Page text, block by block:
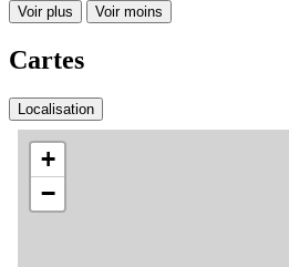
Voir plus Voir moins
Cartes
Localisation